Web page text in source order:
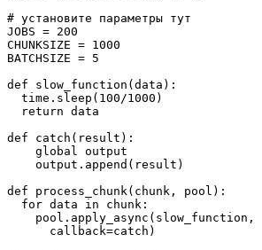
# установите параметры тут
JOBS = 200
CHUNKSIZE = 1000
BATCHSIZE = 5
def slow_function(data):
def catch(result):
def process_chunk(chunk, pool):